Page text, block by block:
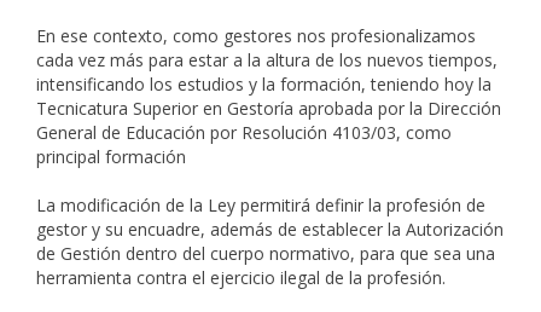
En ese contexto, como gestores nos profesionalizamos
cada vez más para estar a la altura de los nuevos tiempos,
intensificando los estudios y la formación, teniendo hoy la
Tecnicatura Superior en Gestoría aprobada por la Dirección
General de Educación por Resolución 4103/03, como
principal formación
La modificación de la Ley permitirá definir la profesión de
gestor y su encuadre, además de establecer la Autorización
de Gestión dentro del cuerpo normativo, para que sea una
herramienta contra el ejercicio ilegal de la profesión.